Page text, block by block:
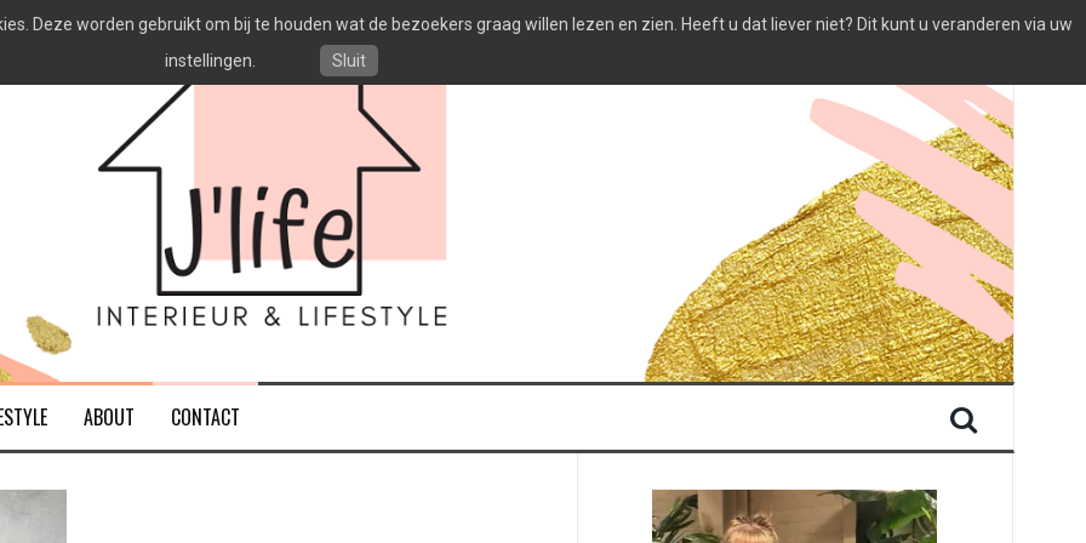
ABOUT CONTACT
Deze worden gebruikt om bij te houden wat de bezoekers graag willen lezen en zien. Heeft u dat liever niet? Dit kunt u veranderen via uw
instellingen.
Sluit